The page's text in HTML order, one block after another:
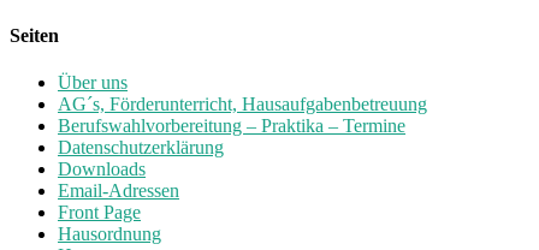
Seiten
Über uns
AG´s, Förderunterricht, Hausaufgabenbetreuung
Berufswahlvorbereitung – Praktika – Termine
Datenschutzerklärung
Downloads
Email-Adressen
Front Page
Hausordnung